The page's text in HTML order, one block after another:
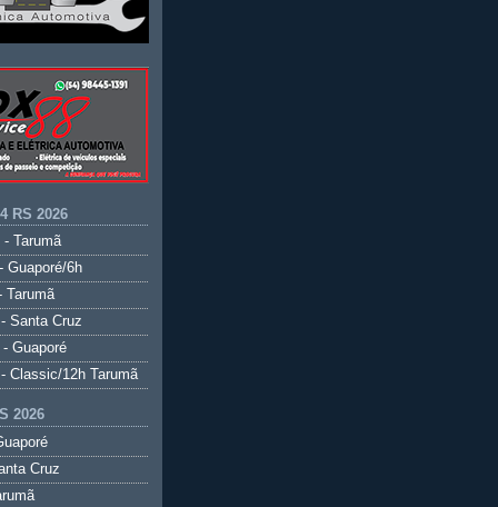
RS 2026
- Tarumã
Guaporé/6h
Tarumã
Santa Cruz
Guaporé
Classic/12h Tarumã
2026
Cruz